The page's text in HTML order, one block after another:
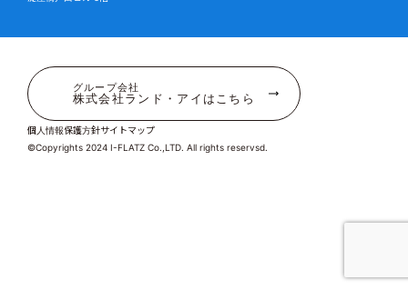
グループ会社
株式会社ランド・アイはこちら
個人情報保護方針サイトマップ
©Copyrights 2024 I-FLATZ Co.,LTD. All rights reservsd.